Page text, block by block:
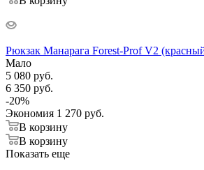
Рюкзак Манарага Forest-Prof V2
Мало
5 080 руб.
6 350 руб.
-20%
Экономия 1 270 руб.
В корзину
В корзину
Показать еще